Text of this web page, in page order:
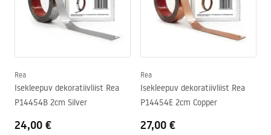
Rea
Isekleepuv dekoratiivliist Rea
P14454B 2cm Silver
24,00 €
Rea
Isekleepuv dekoratiivliist Rea
P14454E 2cm Copper
27,00 €